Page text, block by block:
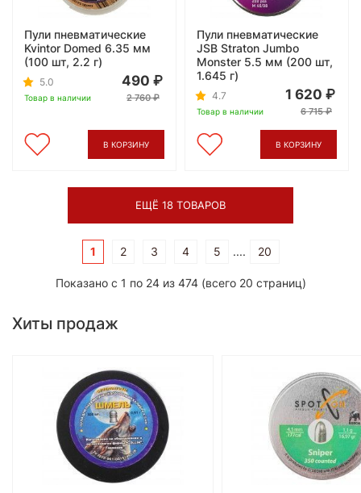
Пули пневматические
Kvintor Domed 6.35 мм
(100 шт, 2.2 г)
5.0
Товар в наличии
490
2 760
В КОРЗИНУ
Пули пневматические
JSB Straton Jumbo
Monster 5.5 мм (200 шт,
1.645 г)
4.7
Товар в наличии
1 620
6 715
В КОРЗИНУ
ЕЩЁ 18 ТОВАРОВ
1 2 3 4 5 .... 20
Показано с 1 по 24 из 474 (всего 20 страниц)
Хиты продаж